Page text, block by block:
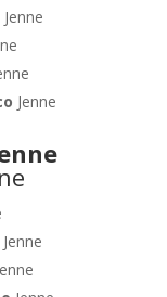
Jenne
Jenne
Jenne